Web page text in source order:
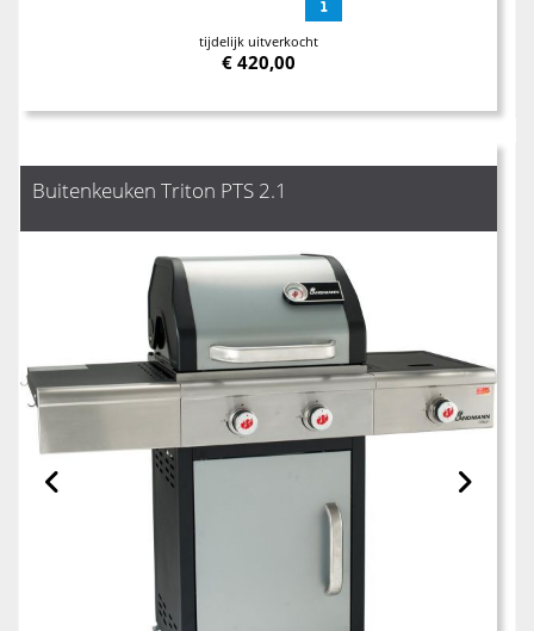
tijdelijk uitverkocht
€ 420,00
Buitenkeuken Triton PTS 2.1